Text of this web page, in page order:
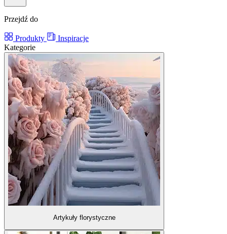
Przejdź do
Produkty
Inspiracje
Kategorie
Artykuły florystyczne